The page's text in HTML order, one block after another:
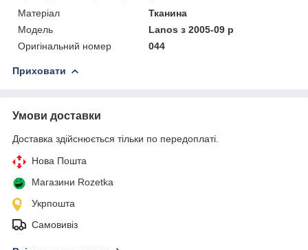
Матеріал
Тканина
Модель
Lanos з 2005-09 р
Оригінальний номер
044
Приховати
Умови доставки
Доставка здійснюється тільки по передоплаті.
Нова Пошта
Магазини Rozetka
Укрпошта
Самовивіз